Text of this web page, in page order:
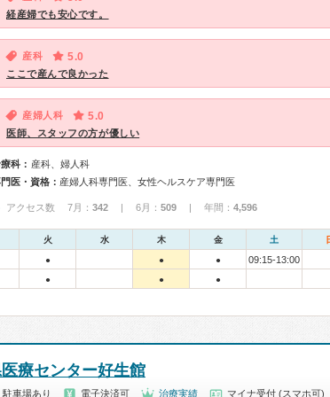
経産婦でも安心です。
産科 5.0
ここで産んで良かった
産婦人科 5.0
医師、スタッフの方が優しい
科： 産科、婦人科
医・資格： 産婦人科専門医、女性ヘルスケア専門医
アクセス数 7月： 342 | 6月： 509 | 年間： 4,596
火 水 木 金 土
● ● ●
09:15-13:00
● ● ●
療センター好生館
駐車場あり 電子決済可 治療実績 マイナ受付 (スマホ可)